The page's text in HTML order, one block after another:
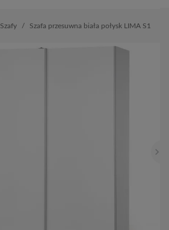
Szafy Szafa przesuwna biała połysk LIMA S1